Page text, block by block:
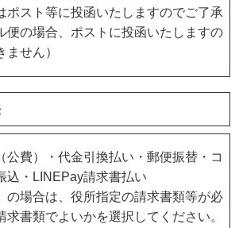
ポスト等に投函いたしますのでご了承
便の場合、ポストに投函いたしますの
せん）
公費）・代金引換払い・郵便振替・コ
込・LINEPay請求書払い
の場合は、役所指定の請求書類等が必
求書類でよいかを選択してください。